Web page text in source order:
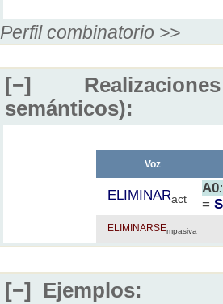
Perfil combinatorio >>
[−]
semánticos):
Voz
ELIMINARact
A0
=
ELIMINARSEmpasiva
[−] Ejemplos: